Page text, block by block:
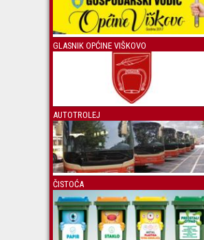
GLASNIK OPĆINE VIŠKOVO
AUTOTROLEJ
ČISTOĆA